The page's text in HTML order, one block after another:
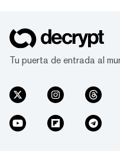
Tu puerta de entrada al